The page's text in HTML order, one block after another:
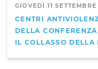
GIOVEDÌ 11
CENTRI
DELLA
IL COLLASSO DELLA